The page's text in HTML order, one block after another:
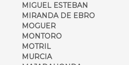
MIGUEL ESTEBAN
MIRANDA DE EBRO
MOGUER
MONTORO
MOTRIL
MURCIA